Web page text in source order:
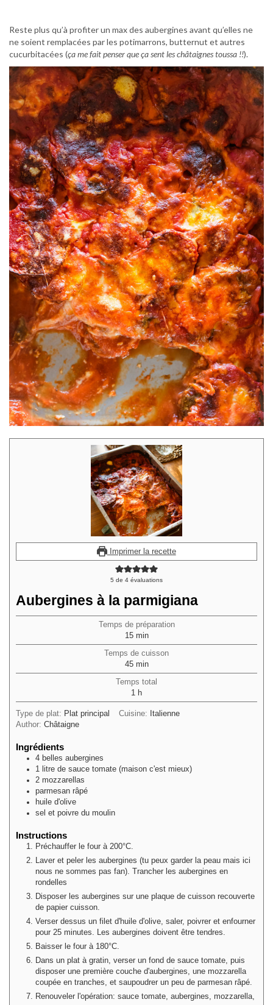
Reste plus qu’à profiter un max des aubergines avant qu’elles ne
ne soient remplacées par les potimarrons, butternut et autres
cucurbitacées (ça me fait penser que ça sent les châtaignes toussa !!).
Imprimer la recette
5 de 4 évaluations
Aubergines à la parmigiana
Temps de préparation
15minutes
min
Temps de cuisson
45minutes
min
Temps total
1 heure
h
Type de plat: Plat principal Cuisine:
Italienne
Author: Châtaigne
Ingrédients
4 belles aubergines
1 litre de sauce tomate (maison c'est mieux)
2 mozzarellas
parmesan râpé
huile d'olive
sel et poivre du moulin
Instructions
Préchauffer le four à 200°C.
Laver et peler les aubergines (tu peux garder la peau mais ici
nous ne sommes pas fan). Trancher les aubergines en
rondelles
Disposer les aubergines sur une plaque de cuisson recouverte
de papier cuisson.
Verser dessus un filet d'huile d'olive, saler, poivrer et enfourner
pour 25 minutes. Les aubergines doivent être tendres.
Baisser le four à 180°C.
Dans un plat à gratin, verser un fond de sauce tomate, puis
disposer une première couche d'aubergines, une mozzarella
coupée en tranches, et saupoudrer un peu de parmesan râpé.
Renouveler l'opération: sauce tomate, aubergines, mozzarella,